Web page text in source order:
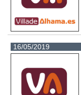
16/05/2019